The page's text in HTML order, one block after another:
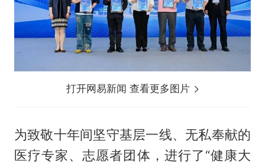
打开网易新闻 查看更多图片
为致敬十年间坚守基层一线、无私奉献的
医疗专家、志愿者团体，进行了“健康大